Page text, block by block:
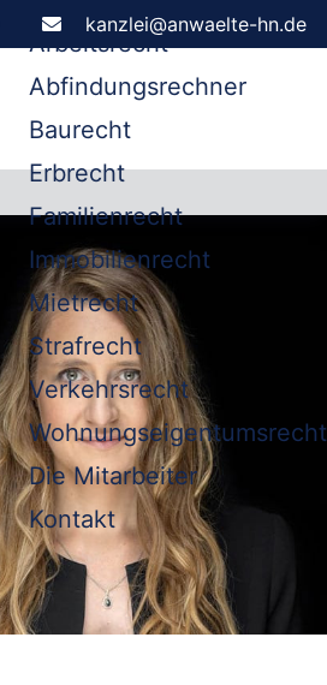
kanzlei@anwaelte-hn.de
Arbeitsrecht
Abfindungsrechner
Baurecht
Erbrecht
Familienrecht
Immobilienrecht
Mietrecht
Strafrecht
Verkehrsrecht
Wohnungseigentumsrecht
Die Mitarbeiter
Kontakt